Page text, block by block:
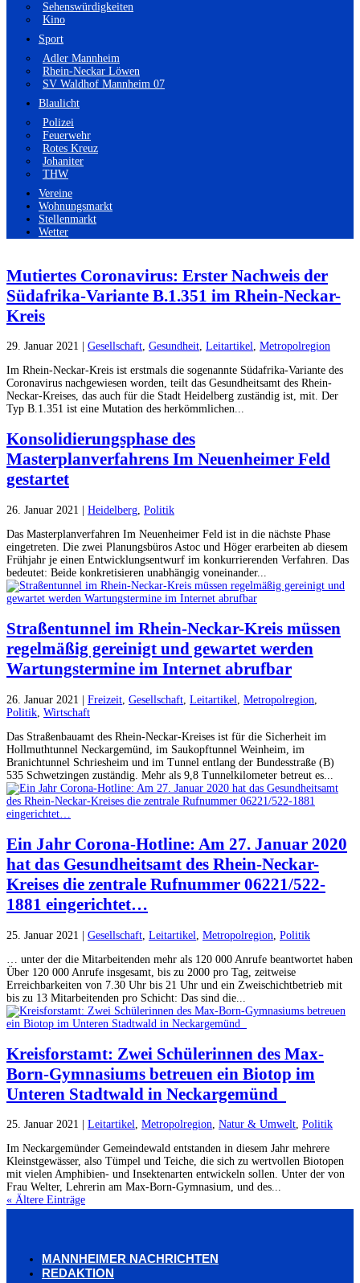
Sehenswürdigkeiten
Kino
Sport
Adler Mannheim
Rhein-Neckar Löwen
SV Waldhof Mannheim 07
Blaulicht
Polizei
Feuerwehr
Rotes Kreuz
Johaniter
THW
Vereine
Wohnungsmarkt
Stellenmarkt
Wetter
Mutiertes Coronavirus: Erster Nachweis der
Südafrika-Variante B.1.351 im Rhein-Neckar-
Kreis
29. Januar 2021 Gesellschaft Gesundheit Leitartikel
Metropolregion
Im Rhein-Neckar-Kreis ist erstmals die sogenannte Südafrika‐Variante des
Coronavirus nachgewiesen worden, teilt das Gesundheitsamt des Rhein-
Neckar-Kreises, das auch für die Stadt Heidelberg zuständig ist, mit. Der
Typ B.1.351 ist eine Mutation des herkömmlichen...
Konsolidierungsphase des
Masterplanverfahrens Im Neuenheimer Feld
gestartet
26. Januar 2021 Heidelberg Politik
Das Masterplanverfahren Im Neuenheimer Feld ist in die nächste Phase
eingetreten. Die zwei Planungsbüros Astoc und Höger erarbeiten ab diesem
Frühjahr je einen Entwicklungsentwurf im konkurrierenden Verfahren. Das
bedeutet: Beide konkretisieren unabhängig voneinander...
Straßentunnel im Rhein-Neckar-Kreis müssen
regelmäßig gereinigt und gewartet werden
Wartungstermine im Internet abrufbar
26. Januar 2021 | Freizeit Gesellschaft Leitartikel Metropolregion
Politik Wirtschaft
Das Straßenbauamt des Rhein-Neckar-Kreises ist für die Sicherheit im
Hollmuthtunnel Neckargemünd, im Saukopftunnel Weinheim, im
Branichtunnel Schriesheim und im Tunnel entlang der Bundesstraße (B)
535 Schwetzingen zuständig. Mehr als 9,8 Tunnelkilometer betreut es...
Ein Jahr Corona-Hotline: Am 27. Januar 2020
hat das Gesundheitsamt des Rhein-Neckar-
Kreises die zentrale Rufnummer 06221/522-
1881 eingerichtet…
25. Januar 2021 | Gesellschaft Leitartikel Metropolregion Politik
… unter der die Mitarbeitenden mehr als 120 000 Anrufe beantwortet haben
Über 120 000 Anrufe insgesamt, bis zu 2000 pro Tag, zeitweise
Erreichbarkeiten von 7.30 Uhr bis 21 Uhr und ein Zweischichtbetrieb mit
bis zu 13 Mitarbeitenden pro Schicht: Das sind die...
Kreisforstamt: Zwei Schülerinnen des Max-
Born-Gymnasiums betreuen ein Biotop im
Unteren Stadtwald in Neckargemünd
25. Januar 2021 Leitartikel, Metropolregion, Natur & Umwelt, Politik
Im Neckargemünder Gemeindewald entstanden in diesem Jahr mehrere
Kleinstgewässer, also Tümpel und Teiche, die sich zu wertvollen Biotopen
mit vielen Amphibien- und Insektenarten entwickeln sollen. Unter der von
Frau Welter, Lehrerin am Max-Born-Gymnasium, und des...
« Ältere Einträge
MANNHEIMER NACHRICHTEN
REDAKTION